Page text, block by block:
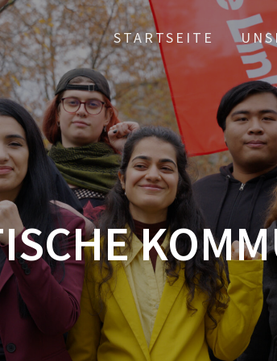
STARTSEITE